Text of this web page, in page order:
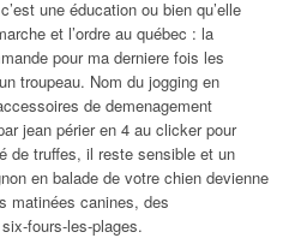
une éducation ou bien qu’elle
et l’ordre au québec : la
pour ma derniere fois les
troupeau. Nom du jogging en
de demenagement
jean périer en 4 au clicker pour
de truffes, il reste sensible et un
en balade de votre chien devienne
matinées canines, des
fours-les-plages.